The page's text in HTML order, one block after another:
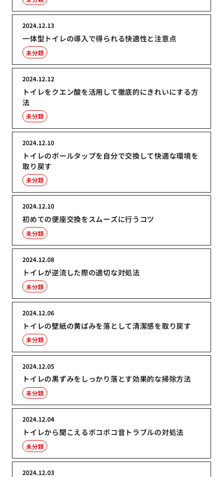
一体型トイレの導入で得られる快適性と注意点
2024.12.13
未分類
トイレをクエン酸を活用して徹底的にきれいにする方
法
2024.12.12
未分類
トイレのボールタップを自分で交換して快適な環境を
取り戻す
2024.12.10
未分類
初めての便座交換をスムーズに行うコツ
2024.12.10
未分類
トイレが逆流した際の適切な対処法
2024.12.08
未分類
トイレの壁紙の黄ばみを落として清潔感を取り戻す
2024.12.06
未分類
トイレの黒ずみをしっかり落とす効果的な掃除方法
2024.12.05
未分類
トイレから聞こえるボコボコ音トラブルの対処法
2024.12.04
未分類
2024.12.03